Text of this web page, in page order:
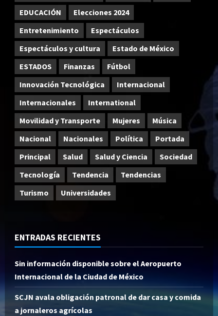
EDUCACIÓN
Elecciones 2024
Entretenimiento
Espectáculos
Espectáculos y cultura
Estado de México
ESTADOS
Finanzas
Fútbol
Innovación Tecnológica
Internacional
Internacionales
International
Movilidad y Transporte
Mujeres
Música
Nacional
Nacionales Política
Portada
Principal
Salud Salud y Ciencia
Sociedad
Tecnología
Tendencia
Tendencias
Turismo
Universidades
ENTRADAS RECIENTES
Sin información disponible sobre el Aeropuerto
Internacional de la Ciudad de México
SCJN avala obligación patronal de dar casa y comida
a jornaleros agrícolas